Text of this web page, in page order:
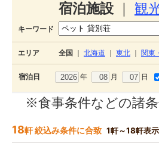
宿泊施設 観
キーワード
エリア 全国 北海道 東北 関東
宿泊日 年 月 日
※食事条件などの諸
18軒 絞込み条件に合致 1軒～18軒表示